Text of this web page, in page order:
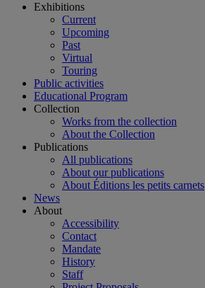
Exhibitions
Current
Upcoming
Past
Virtual
Touring
Public activities
Educational Program
Collection
Works from the collection
About the Collection
Publications
All publications
About our publications
About Éditions les petits carnets
News
About
Accessibility
Contact
Mandate
History
Staff